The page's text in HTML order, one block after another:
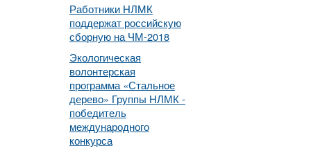
Работники НЛМК
поддержат российскую
сборную на ЧМ-2018
Экологическая
волонтерская
программа «Стальное
дерево» Группы НЛМК -
победитель
международного
конкурса